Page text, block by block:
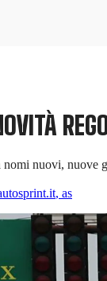
nuovi, nuove
, as